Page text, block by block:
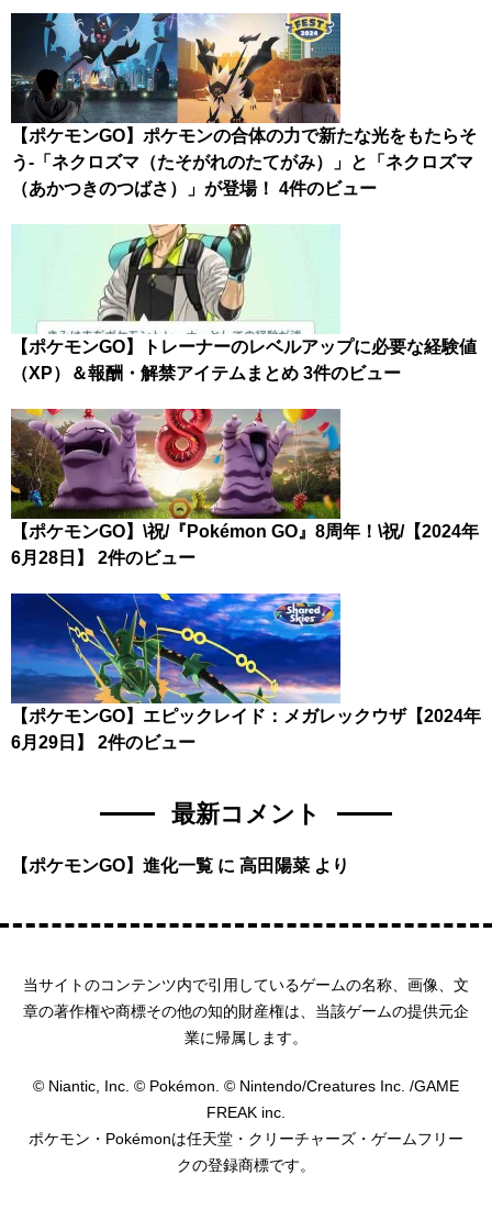
【ポケモンGO】ポケモンの合体の力で新たな光をもたらそ
う-「ネクロズマ（たそがれのたてがみ）」と「ネクロズマ
（あかつきのつばさ）」が登場！ 4件のビュー
【ポケモンGO】トレーナーのレベルアップに必要な経験値
（XP）＆報酬・解禁アイテムまとめ 3件のビュー
【ポケモンGO】\祝/『Pokémon GO』8周年！\祝/【2024年
6月28日】
2件のビュー
【ポケモンGO】エピックレイド：メガレックウザ【2024年
6月29日】
2件のビュー
最新コメント
【ポケモンGO】進化一覧 に 高田陽菜 より
当サイトのコンテンツ内で引用しているゲームの名称、画像、文
章の著作権や商標その他の知的財産権は、当該ゲームの提供元企
業に帰属します。
© Niantic, Inc. © Pokémon. © Nintendo/Creatures Inc. /GAME
FREAK inc.
ポケモン・Pokémonは任天堂・クリーチャーズ・ゲームフリー
クの登録商標です。